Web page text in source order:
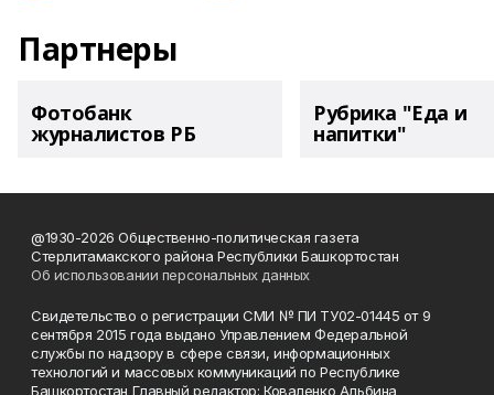
Партнеры
Фотобанк
журналистов РБ
Рубрика "Еда и
напитки"
@1930-2026 Общественно-политическая газета
Стерлитамакского района Республики Башкортостан
Об использовании персональных данных
Свидетельство о регистрации СМИ № ПИ ТУ02-01445 от 9
сентября 2015 года выдано Управлением Федеральной
службы по надзору в сфере связи, информационных
технологий и массовых коммуникаций по Республике
Башкортостан Главный редактор: Коваленко Альбина